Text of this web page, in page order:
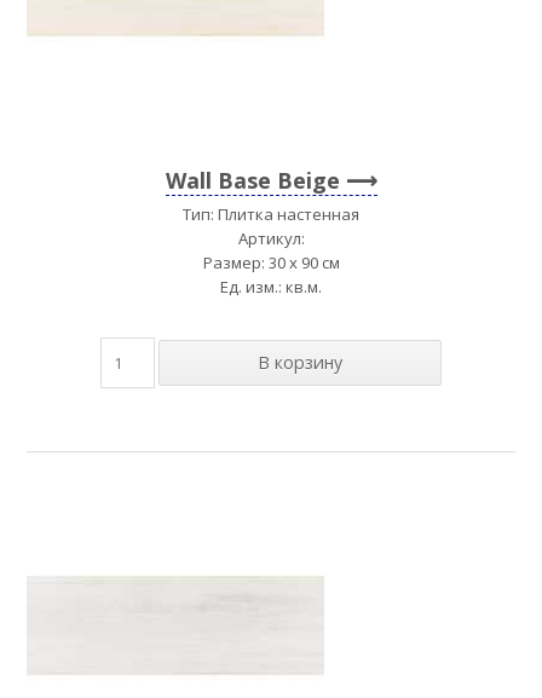
Wall Base Beige
Тип: Плитка настенная
Артикул:
Размер: 30 x 90 см
Ед. изм.: кв.м.